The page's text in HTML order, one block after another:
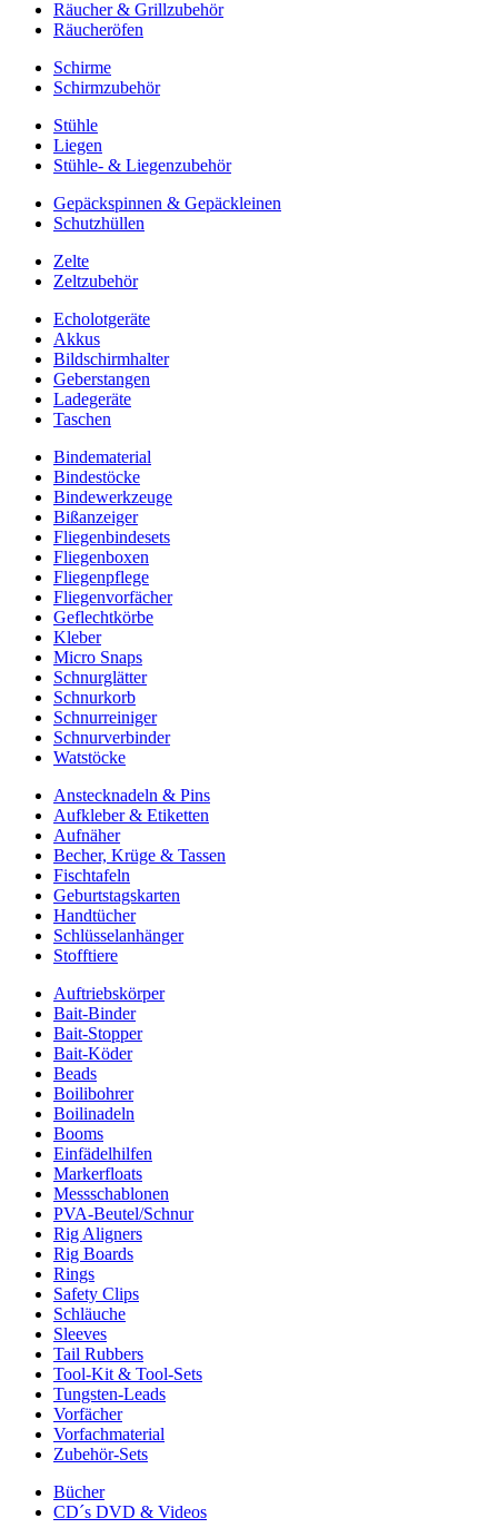
Räucher & Grillzubehör
Räucheröfen
Schirme
Schirmzubehör
Stühle
Liegen
Stühle- & Liegenzubehör
Gepäckspinnen & Gepäckleinen
Schutzhüllen
Zelte
Zeltzubehör
Echolotgeräte
Akkus
Bildschirmhalter
Geberstangen
Ladegeräte
Taschen
Bindematerial
Bindestöcke
Bindewerkzeuge
Bißanzeiger
Fliegenbindesets
Fliegenboxen
Fliegenpflege
Fliegenvorfächer
Geflechtkörbe
Kleber
Micro Snaps
Schnurglätter
Schnurkorb
Schnurreiniger
Schnurverbinder
Watstöcke
Anstecknadeln & Pins
Aufkleber & Etiketten
Aufnäher
Becher, Krüge & Tassen
Fischtafeln
Geburtstagskarten
Handtücher
Schlüsselanhänger
Stofftiere
Auftriebskörper
Bait-Binder
Bait-Stopper
Bait-Köder
Beads
Boilibohrer
Boilinadeln
Booms
Einfädelhilfen
Markerfloats
Messschablonen
PVA-Beutel/Schnur
Rig Aligners
Rig Boards
Rings
Safety Clips
Schläuche
Sleeves
Tail Rubbers
Tool-Kit & Tool-Sets
Tungsten-Leads
Vorfächer
Vorfachmaterial
Zubehör-Sets
Bücher
CD´s DVD & Videos